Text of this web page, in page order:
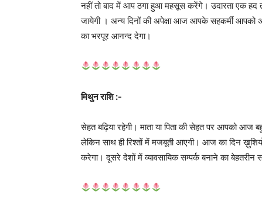
नहीं तो बाद में आप ठगा हुआ महसूस करेंगे। उदारता एक हद
जायेगी । अन्य दिनों की अपेक्षा आज आपके सहकर्मी
का भरपूर आनन्द देगा।
मिथुन राशि :-
सेहत बढ़िया रहेगी। माता या पिता की सेहत पर आपको
लेकिन साथ ही रिश्तों में मजबूती आएगी। आज का दिन
करेगा। दूसरे देशों में व्यावसायिक सम्पर्क बनाने का बेहतरीन